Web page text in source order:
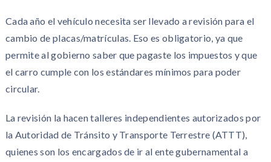
Cada año el vehículo necesita ser llevado a revisión para el
cambio de placas/matrículas. Eso es obligatorio, ya que
permite al gobierno saber que pagaste los impuestos y que
el carro cumple con los estándares mínimos para poder
circular.
La revisión la hacen talleres independientes autorizados por
la Autoridad de Tránsito y Transporte Terrestre (ATTT),
quienes son los encargados de ir al ente gubernamental a